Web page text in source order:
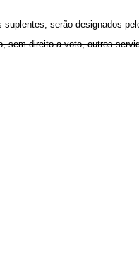
serão designados
direito a voto, outros